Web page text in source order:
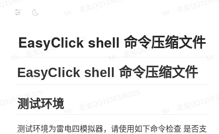
EasyClick shell 命令压缩文件
EasyClick shell 命令压缩文件
测试环境
测试环境为雷电四模拟器，请使用如下命令检查 是否支